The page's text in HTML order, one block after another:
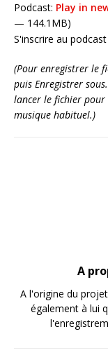
Podcast: Play in
— 144.1MB)
S'inscrire au podcast
(Pour enregistrer le
puis Enregistrer
lancer le fichier pour
musique habituel.)
A
A l'origine du
également à lui